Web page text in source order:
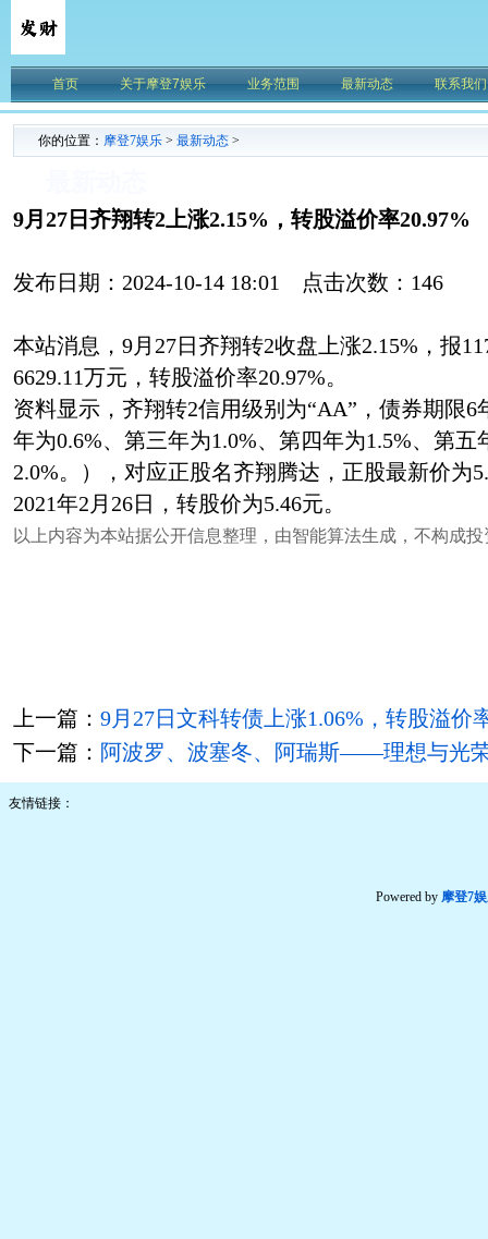
首页 关于摩登7娱乐 业务范围 最新动态 联系我们
你的位置： 摩登7娱乐 > 最新动态 >
9月27日齐翔转2上涨2.15%，转股溢价率20.97%
发布日期：2024-10-14 18:01 点击次数：146
本站消息，9月27日齐翔转2收盘上涨2.15%，报
6629.11万元，转股溢价率20.97%。
资料显示，齐翔转2信用级别为“AA”，债券期限6
年为0.6%、第三年为1.0%、第四年为1.5%、第五
2.0%。），对应正股名齐翔腾达，正股最新价为
2021年2月26日，转股价为5.46元。
以上内容为本站据公开信息整理，由智能算法生成，不构成
上一篇： 9月27日文科转债上涨1.06%，转股溢价
下一篇： 阿波罗、波塞冬、阿瑞斯——理想与光
友情链接：
Powered by 摩登7